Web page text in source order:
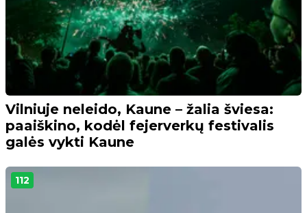
Vilniuje neleido, Kaune – žalia šviesa:
paaiškino, kodėl fejerverkų festivalis
galės vykti Kaune
112